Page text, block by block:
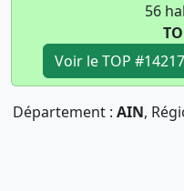
56
Voir le TOP #14217
Département : AIN,